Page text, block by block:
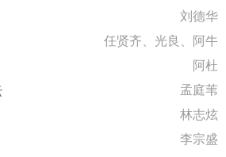
刘德华
任贤齐、光良、阿牛
阿杜
孟庭苇
林志炫
李宗盛